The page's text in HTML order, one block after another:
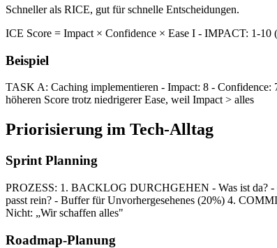
Schneller als RICE, gut für schnelle Entscheidungen.
ICE Score = Impact × Confidence × Ease I - IMPACT: 1-
Beispiel
TASK A: Caching implementieren - Impact: 8 -
höheren Score trotz niedrigerer Ease, weil Impact > alles
Priorisierung im Tech-Alltag
Sprint Planning
PROZESS: 1. BACKLOG DURCHGEHEN - Was ist da?
passt rein? - Buffer für Unvorhergesehenes (20%) 4.
Nicht: „Wir schaffen alles"
Roadmap-Planung